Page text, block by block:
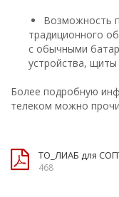
Возможность
традиционного
с обычными
устройства,
Более подробную
телеком можно
ТО_ЛИАБ для
468